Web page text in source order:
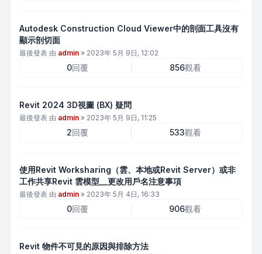
Autodesk Construction Cloud Viewer中的剖面工具沒有
顯示剖切面
最後發表 由 admin » 2023年 5月 9日, 12:02
0回覆 856觀看
Revit 2024 3D視圖 (BX) 疑問
最後發表 由 admin » 2023年 5月 9日, 11:25
2回覆 533觀看
使用Revit Worksharing（雲、本地或Revit Server）或非
工作共享Revit 雲模型__更改用戶名注意事項
最後發表 由 admin » 2023年 5月 4日, 16:33
0回覆 906觀看
Revit 物件不可見的原因與排除方法